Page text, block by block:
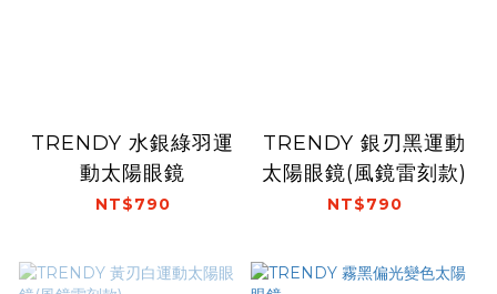
TRENDY 水銀綠羽運
動太陽眼鏡
NT$790
TRENDY 銀刃黑運動
太陽眼鏡(風鏡雷刻款)
NT$790